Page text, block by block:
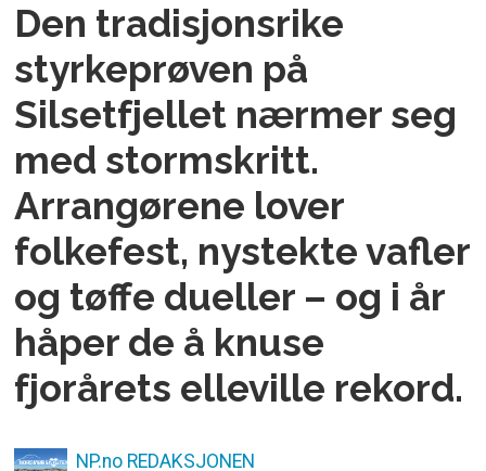
Den tradisjonsrike
styrkeprøven på
Silsetfjellet nærmer seg
med stormskritt.
Arrangørene lover
folkefest, nystekte vafler
og tøffe dueller – og i år
håper de å knuse
fjorårets elleville rekord.
NP.no REDAKSJONEN